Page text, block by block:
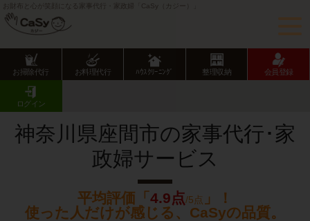
お財布と心が笑顔になる家事代行・家政婦「CaSy（カジー）」
お掃除代行 お料理代行 ﾊｳｽｸﾘｰﾆﾝｸﾞ 整理収納 会員登録
ログイン
CaSy TOP
座間市の家事代行･家政婦サービス
神奈川県座間市の家事代行･家
政婦サービス
平均評価「 4.9点/5点
」！
使った人だけが感じる、CaSyの品質。